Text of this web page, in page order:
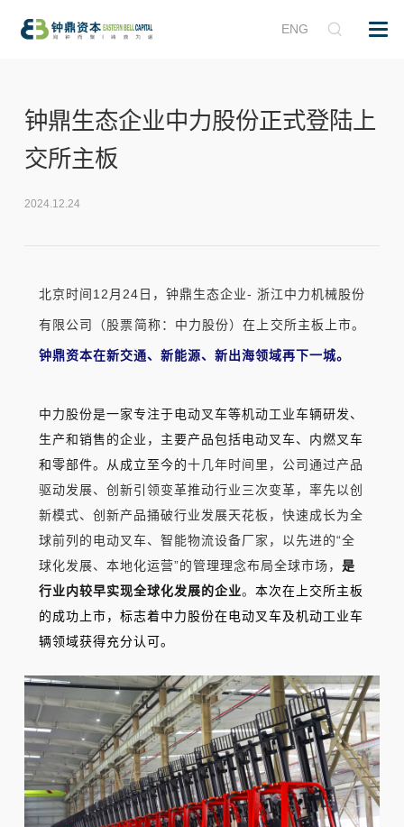
ENG
钟鼎生态企业中力股份正式登陆上
交所主板
2024.12.24
北京时间12月24日，钟鼎生态企业- 浙江中力机械股份
有限公司（股票简称：中力股份）在上交所主板上市。
钟鼎资本在新交通、新能源、新出海领域再下一城。
中力股份是一家专注于电动叉车等机动工业车辆研发、
生产和销售的企业，主要产品包括电动叉车、内燃叉车
和零部件。从成立至今的十几年时间里，公司通过产品
驱动发展、创新引领变革推动行业三次变革，率先以创
新模式、创新产品捅破行业发展天花板，快速成长为全
球前列的电动叉车、智能物流设备厂家，以先进的“全
球化发展、本地化运营”的管理理念布局全球市场， 是
行业内较早实现全球化发展的企业。 本次在上交所主板
的成功上市，标志着中力股份在电动叉车及机动工业车
辆领域获得充分认可。